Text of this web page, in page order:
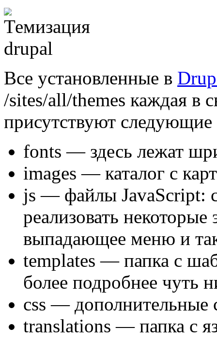
Все установленные в
/sites/all/themes каждая в
присутствуют следующие
fonts — здесь лежат
images — каталог с
js — файлы JavaScript:
реализовать
выпадающее меню и
templates — папка с
более подробнее чуть
css — дополнительные
translations — папка с